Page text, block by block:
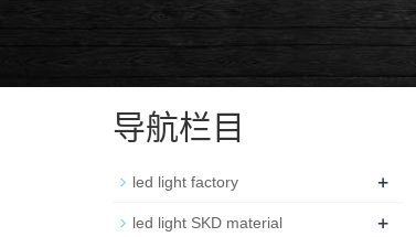
导航栏目
led light factory +
led light SKD material +